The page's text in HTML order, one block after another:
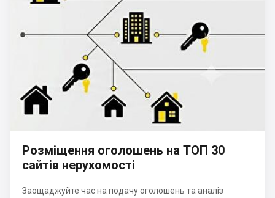
Розміщення оголошень на ТОП 30
сайтів нерухомості
Заощаджуйте час на подачу оголошень та аналіз